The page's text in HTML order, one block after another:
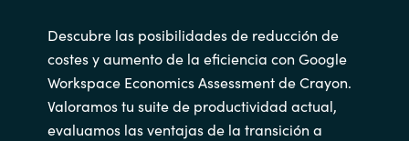
Descubre las posibilidades de reducción de
costes y aumento de la eficiencia con Google
Workspace Economics Assessment de Crayon.
Valoramos tu suite de productividad actual,
evaluamos las ventajas de la transición a